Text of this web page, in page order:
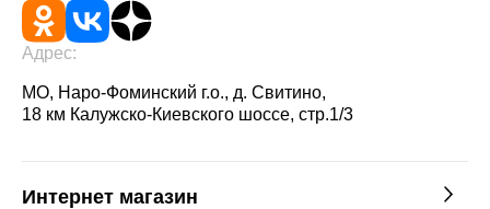
Адрес:
МО, Наро-Фоминский г.о., д. Свитино,
18 км Калужско-Киевского шоссе, стр.1/3
Интернет магазин